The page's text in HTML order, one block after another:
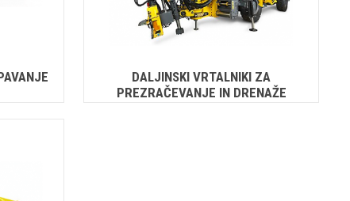
DALJINSKI VRTALNIKI ZA
PREZRAČEVANJE IN DRENAŽE